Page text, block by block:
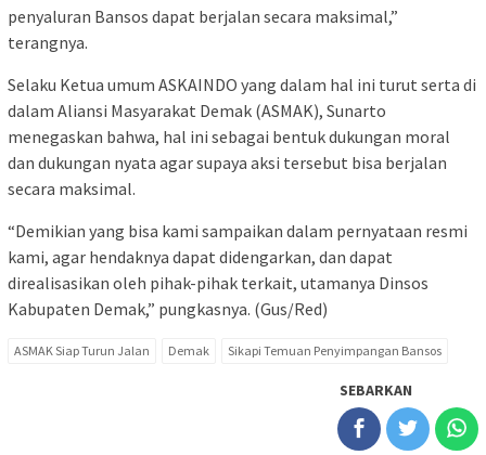
penyaluran Bansos dapat berjalan secara maksimal,”
terangnya.
Selaku Ketua umum ASKAINDO yang dalam hal ini turut serta di
dalam Aliansi Masyarakat Demak (ASMAK), Sunarto
menegaskan bahwa, hal ini sebagai bentuk dukungan moral
dan dukungan nyata agar supaya aksi tersebut bisa berjalan
secara maksimal.
“Demikian yang bisa kami sampaikan dalam pernyataan resmi
kami, agar hendaknya dapat didengarkan, dan dapat
direalisasikan oleh pihak-pihak terkait, utamanya Dinsos
Kabupaten Demak,” pungkasnya. (Gus/Red)
ASMAK Siap Turun Jalan Demak Sikapi Temuan Penyimpangan Bansos
SEBARKAN